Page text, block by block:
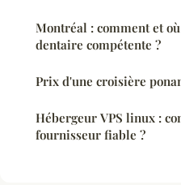
Montréal : comment et
dentaire compétente ?
Prix d'une croisière
Hébergeur VPS linux :
fournisseur fiable ?